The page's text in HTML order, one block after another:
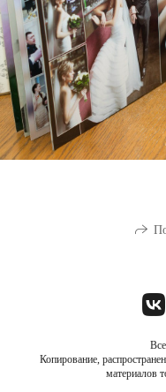
Копирование,
материалов